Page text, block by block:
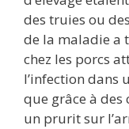
des truies ou
de la maladie a
chez les porcs
l’infection dans
que grâce à des
un prurit sur